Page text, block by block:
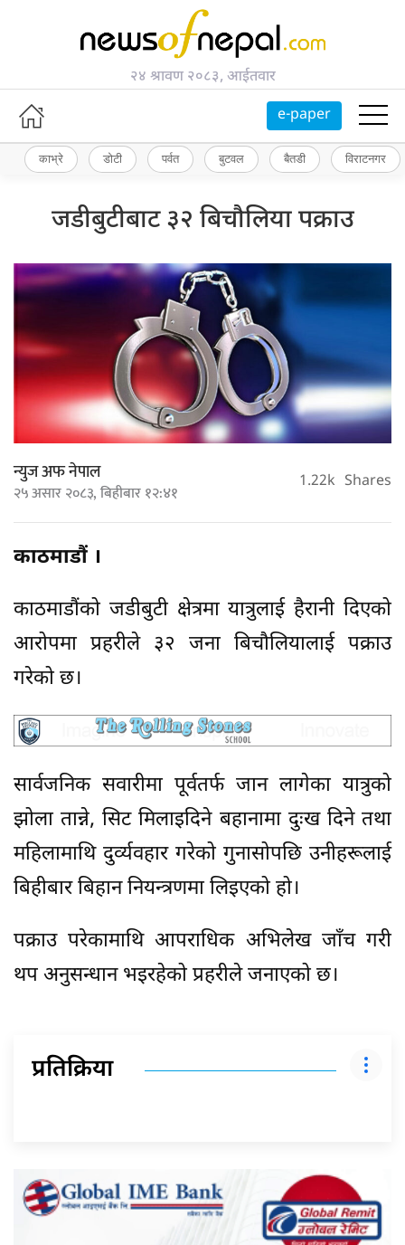
२४ श्रावण २०८३, आईतवार
e-paper
काभ्रे डोटी पर्वत बुटवल बैतडी विराटनगर
जडीबुटीबाट ३२ बिचौलिया पक्राउ
न्युज अफ नेपाल
२५ असार २०८३, बिहीबार १२:४१ 1.22k Shares
काठमाडौं ।
काठमाडौंको जडीबुटी क्षेत्रमा यात्रुलाई हैरानी दिएको
आरोपमा प्रहरीले ३२ जना बिचौलियालाई पक्राउ
गरेको छ।
सार्वजनिक सवारीमा पूर्वतर्फ जान लागेका यात्रुको
झोला तान्ने, सिट मिलाइदिने बहानामा दुःख दिने तथा
महिलामाथि दुर्व्यवहार गरेको गुनासोपछि उनीहरूलाई
बिहीबार बिहान नियन्त्रणमा लिइएको हो।
पक्राउ परेकामाथि आपराधिक अभिलेख जाँच गरी
थप अनुसन्धान भइरहेको प्रहरीले जनाएको छ।
प्रतिक्रिया